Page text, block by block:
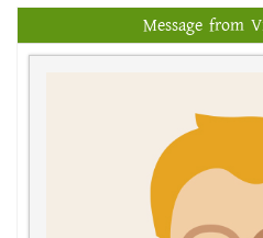
Message from